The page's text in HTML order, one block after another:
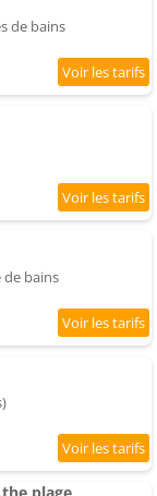
de bains
de bains